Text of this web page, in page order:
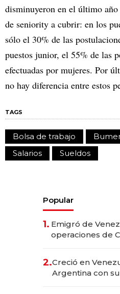
disminuyeron en el último
de seniority a cubrir: en los
sólo el 30% de las
puestos junior, el 55% de las
efectuadas por mujeres. Por
no hay diferencia entre estos
TAGS
Bolsa de trabajo
Salarios
Sueldos
Popular
1. Emigró de
operaciones de
2.Creció en
Argentina con